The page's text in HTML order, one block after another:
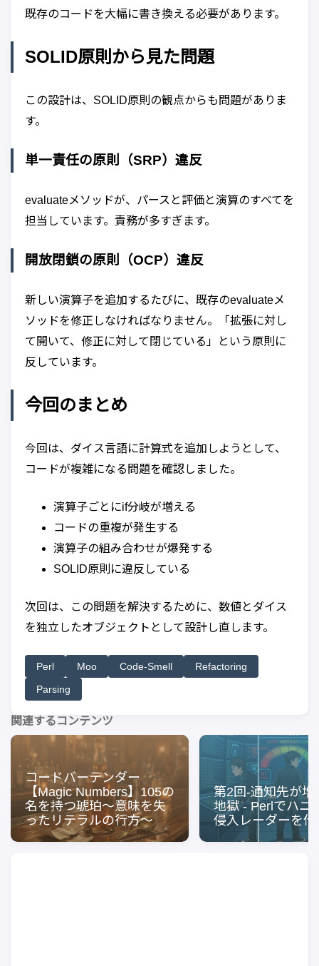
既存のコードを大幅に書き換える必要があります。
SOLID原則から見た問題
この設計は、SOLID原則の観点からも問題がありま
す。
単一責任の原則（SRP）違反
evaluateメソッドが、パースと評価と演算のすべてを
担当しています。責務が多すぎます。
開放閉鎖の原則（OCP）違反
新しい演算子を追加するたびに、既存のevaluateメ
ソッドを修正しなければなりません。「拡張に対し
て開いて、修正に対して閉じている」という原則に
反しています。
今回のまとめ
今回は、ダイス言語に計算式を追加しようとして、
コードが複雑になる問題を確認しました。
演算子ごとにif分岐が増える
コードの重複が発生する
演算子の組み合わせが爆発する
SOLID原則に違反している
次回は、この問題を解決するために、数値とダイス
を独立したオブジェクトとして設計し直します。
Perl Moo Code-Smell
Refactoring
Parsing
関連するコンテンツ
コードバーテンダー
【Magic Numbers】105の
名を持つ琥珀〜意味を失
ったリテラルの行方〜
第2回-通知先が増
地獄 - Perlでハニ
侵入レーダーを作